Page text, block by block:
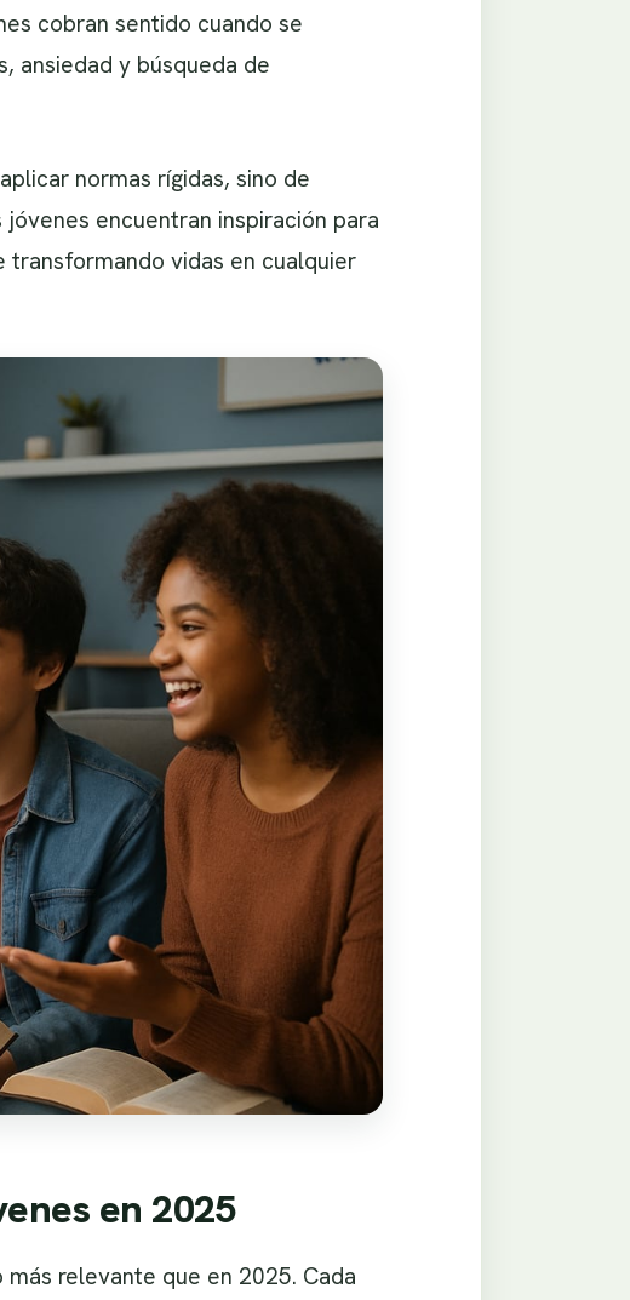
cobran sentido cuando se
ansiedad y búsqueda de
normas rígidas, sino de
encuentran inspiración para
transformando vidas en cualquier
en 2025
relevante que en 2025. Cada